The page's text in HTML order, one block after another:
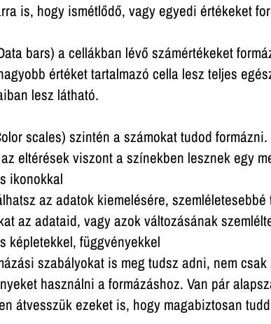
is, hogy ismétlődő, vagy egyedi értékeket
bars) a cellákban lévő számértékeket
értéket tartalmazó cella lesz teljes
lesz látható.
scales) szintén a számokat tudod
eltérések viszont a színekben lesznek egy
ikonokkal
az adatok kiemelésére,
az adataid, vagy azok változásának
képletekkel, függvényekkel
szabályokat is meg tudsz adni, nem
használni a formázáshoz. Van pár
átvesszük ezeket is, hogy magabiztosan